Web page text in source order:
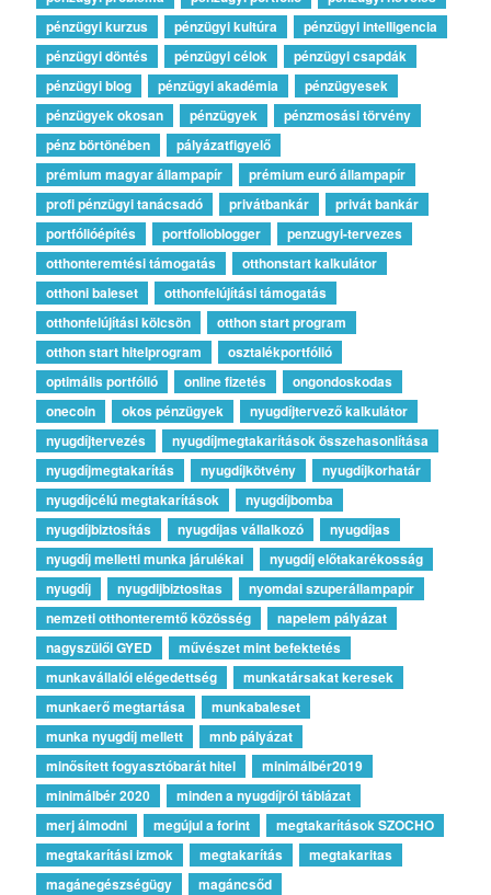
pénzügyi kurzus
pénzügyi kultúra
pénzügyi intelligencia
pénzügyi döntés
pénzügyi célok
pénzügyi csapdák
pénzügyi blog
pénzügyi akadémia
pénzügyesek
pénzügyek okosan
pénzügyek
pénzmosási törvény
pénz börtönében
pályázatfigyelő
prémium magyar állampapír
prémium euró állampapír
profi pénzügyi tanácsadó
privátbankár
privát bankár
portfólióépítés
portfolioblogger
penzugyi-tervezes
otthonteremtési támogatás
otthonstart kalkulátor
otthoni baleset
otthonfelújítási támogatás
otthonfelújítási kölcsön
otthon start program
otthon start hitelprogram
osztalékportfólió
optimális portfólió
online fizetés
ongondoskodas
onecoin
okos pénzügyek
nyugdíjtervező kalkulátor
nyugdíjtervezés
nyugdíjmegtakarítások összehasonlítása
nyugdíjmegtakarítás
nyugdíjkötvény
nyugdíjkorhatár
nyugdíjcélú megtakarítások
nyugdíjbomba
nyugdíjbiztosítás
nyugdíjas vállalkozó
nyugdíjas
nyugdíj melletti munka járulékai
nyugdíj előtakarékosság
nyugdíj
nyugdijbiztositas
nyomdai szuperállampapír
nemzeti otthonteremtő közösség
napelem pályázat
nagyszülői GYED
művészet mint befektetés
munkavállalói elégedettség
munkatársakat keresek
munkaerő megtartása
munkabaleset
munka nyugdíj mellett
mnb pályázat
minősített fogyasztóbarát hitel
minimálbér2019
minimálbér 2020
minden a nyugdíjról táblázat
merj álmodni
megújul a forint
megtakarítások SZOCHO
megtakarítási izmok
megtakarítás
megtakaritas
magánegészségügy
magáncsőd